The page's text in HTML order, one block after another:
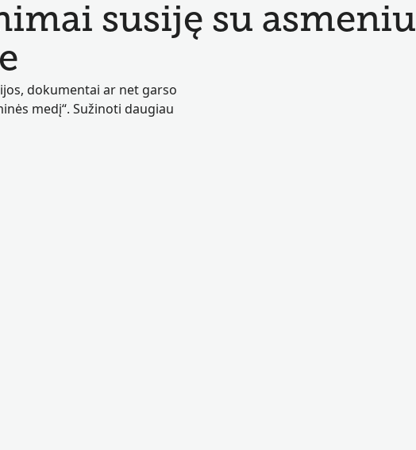
susiję su asmeniu
dokumentai ar net garso
medį“. Sužinoti daugiau